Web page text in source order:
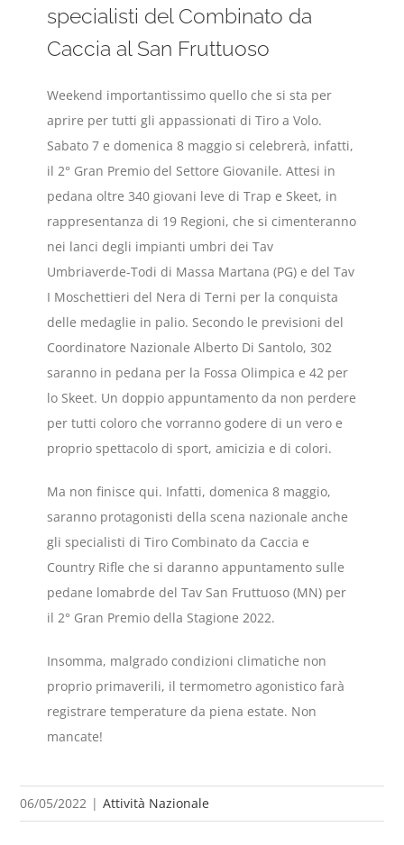
specialisti del Combinato da
Caccia al San Fruttuoso
Weekend importantissimo quello che si sta per
aprire per tutti gli appassionati di Tiro a Volo.
Sabato 7 e domenica 8 maggio si celebrerà, infatti,
il 2° Gran Premio del Settore Giovanile. Attesi in
pedana oltre 340 giovani leve di Trap e Skeet, in
rappresentanza di 19 Regioni, che si cimenteranno
nei lanci degli impianti umbri dei Tav
Umbriaverde-Todi di Massa Martana (PG) e del Tav
I Moschettieri del Nera di Terni per la conquista
delle medaglie in palio. Secondo le previsioni del
Coordinatore Nazionale Alberto Di Santolo, 302
saranno in pedana per la Fossa Olimpica e 42 per
lo Skeet. Un doppio appuntamento da non perdere
per tutti coloro che vorranno godere di un vero e
proprio spettacolo di sport, amicizia e di colori.
Ma non finisce qui. Infatti, domenica 8 maggio,
saranno protagonisti della scena nazionale anche
gli specialisti di Tiro Combinato da Caccia e
Country Rifle che si daranno appuntamento sulle
pedane lomabrde del Tav San Fruttuoso (MN) per
il 2° Gran Premio della Stagione 2022.
Insomma, malgrado condizioni climatiche non
proprio primaverili, il termometro agonistico farà
registrare temperature da piena estate. Non
mancate!
06/05/2022 | Attività Nazionale